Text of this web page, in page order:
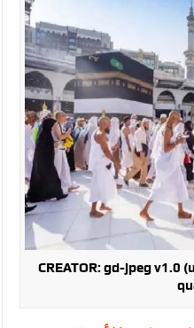
مشروع تعديل قانون الملكية العقارية
اليومية ويؤكد حرص مجلس
مع الإعلام
الثالثة) إلى مراجعة منصة خدمة
الملك يلتقي مجموعة من رفاق السلاح
اتصالا هاتفيا من العاهل البحريني
CREATOR: gd-jpeg v1.0